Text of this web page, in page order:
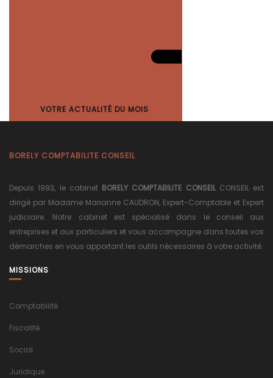
VOTRE ACTUALITÉ DU MOIS
BORELY COMPTABILITE CONSEIL
Depuis 1993, le cabinet BORELY COMPTABILITE CONSEILCONSEIL est
dirigé par Madame Marianne CAUDRON, Expert-Comptable et Expert
judiciaire. Notre cabinet est spécialisé dans le conseil aux
entreprises et aux particuliers et vous accompagne dans toutes vos
démarches en vous apportant les outils nécessaires à votre activité.
MISSIONS
Comptabilité
Fiscalité
Social
Juridique